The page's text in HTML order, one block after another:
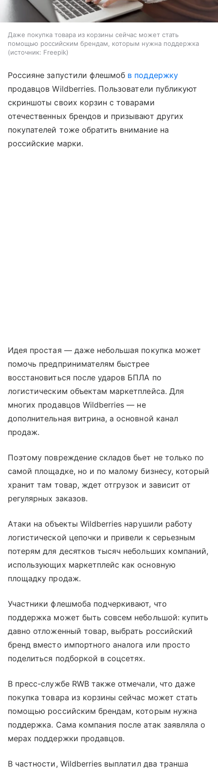
Даже покупка товара из корзины сейчас может стать
помощью российским брендам, которым нужна поддержка
источник: Freepik
Россияне запустили флешмоб в поддержку
продавцов Wildberries. Пользователи публикуют
скриншоты своих корзин с товарами
отечественных брендов и призывают других
покупателей тоже обратить внимание на
российские марки.
Идея простая — даже небольшая покупка может
помочь предпринимателям быстрее
восстановиться после ударов БПЛА по
логистическим объектам маркетплейса. Для
многих продавцов Wildberries — не
дополнительная витрина, а основной канал
продаж.
Поэтому повреждение складов бьет не только по
самой площадке, но и по малому бизнесу, который
хранит там товар, ждет отгрузок и зависит от
регулярных заказов.
Атаки на объекты Wildberries нарушили работу
логистической цепочки и привели к серьезным
потерям для десятков тысяч небольших компаний,
использующих маркетплейс как основную
площадку продаж.
Участники флешмоба подчеркивают, что
поддержка может быть совсем небольшой: купить
давно отложенный товар, выбрать российский
бренд вместо импортного аналога или просто
поделиться подборкой в соцсетях.
В пресс-службе RWB также отмечали, что даже
покупка товара из корзины сейчас может стать
помощью российским брендам, которым нужна
поддержка. Сама компания после атак заявляла о
мерах поддержки продавцов.
В частности, Wildberries выплатил два транша